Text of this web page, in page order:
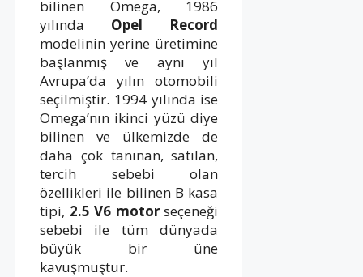
bilinen Omega, 1986
yılında Opel Record
modelinin yerine üretimine
başlanmış ve aynı yıl
Avrupa’da yılın otomobili
seçilmiştir. 1994 yılında ise
Omega’nın ikinci yüzü diye
bilinen ve ülkemizde de
daha çok tanınan, satılan,
tercih sebebi olan
özellikleri ile bilinen B kasa
tipi, 2.5 V6 motorseçeneği
sebebi ile tüm dünyada
büyük bir üne
kavuşmuştur.